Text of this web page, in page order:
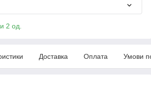
2 од.
Доставка Оплата Умови